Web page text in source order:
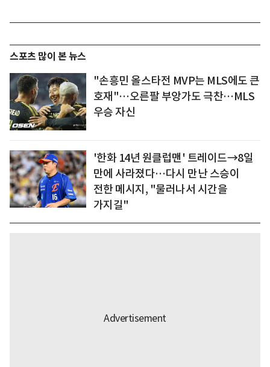
스포츠 많이 본 뉴스
"손흥민 올스타전 MVP는 MLS에도 큰
호재"…오른팔 부앙가도 극찬…MLS
우승 자신
'한화 14년 원클럽맨' 트레이드→8일
만에 사라졌다…다시 만난 스승이
전한 메시지, "물러나서 시간을
가지길"